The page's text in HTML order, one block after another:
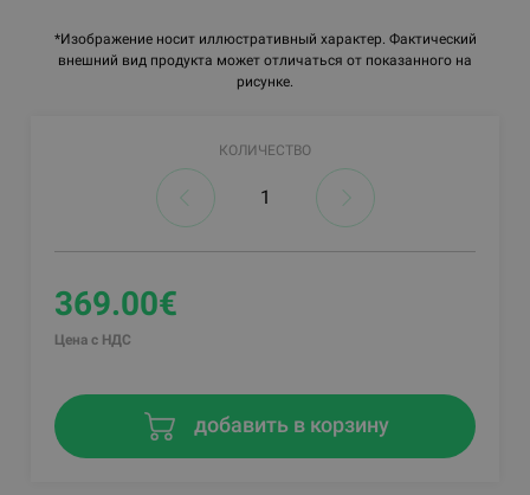
*Изображение носит иллюстративный характер. Фактический
внешний вид продукта может отличаться от показанного на
рисунке.
КОЛИЧЕСТВО
369.00€
Цена с НДС
добавить в корзину